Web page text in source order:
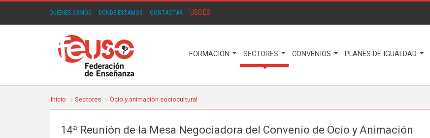
QUIÉNES SOMOS · DÓNDE ESTAMOS · CONTACTAR · USO.ES
FORMACIÓN SECTORES CONVENIOS PLANES DE IGUALDAD
Inicio Sectores Ocio y animación sociocultural
14ª Reunión de la Mesa Negociadora del Convenio de Ocio y Animación